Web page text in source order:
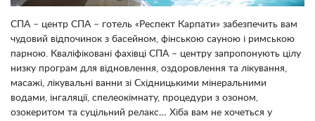
СПА – центр СПА – готель «Респект Карпати» забезпечить вам
чудовий відпочинок з басейном, фінською сауною і римською
парною. Кваліфіковані фахівці СПА – центру запропонують цілу
низку програм для відновлення, оздоровлення та лікування,
масажі, лікувальні ванни зі Східницькими мінеральними
водами, інгаляції, спелеокімнату, процедури з озоном,
озокеритом та суцільний релакс… Хіба вам не хочеться у